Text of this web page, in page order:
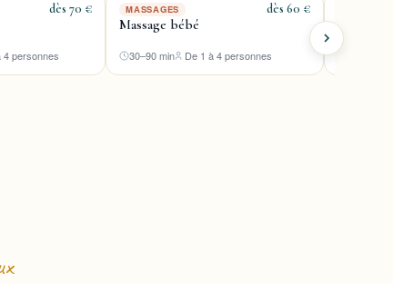
dès 70 €
4 personnes
MASSAGES dès 60 €
Massage bébé
30–90 min De 1 à 4 personnes
Pack